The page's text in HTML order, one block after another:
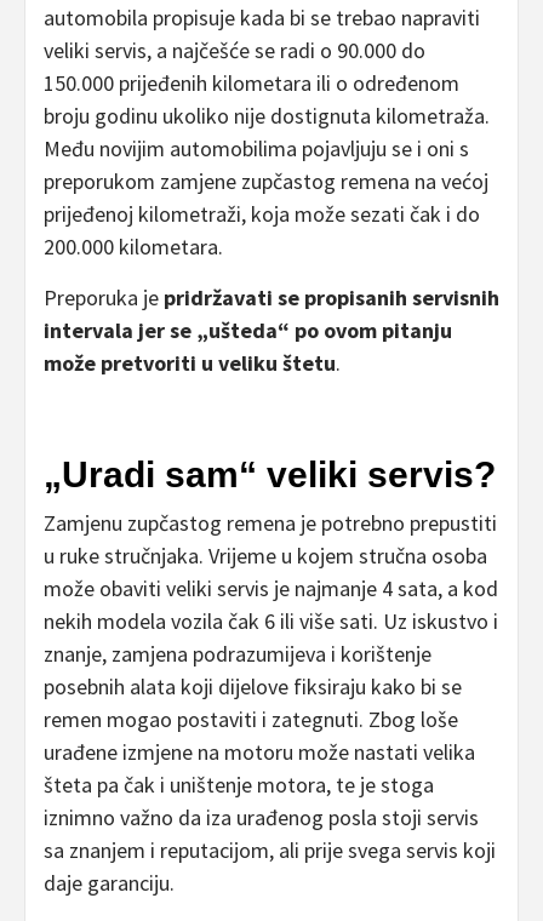
automobila propisuje kada bi se trebao napraviti
veliki servis, a najčešće se radi o 90.000 do
150.000 prijeđenih kilometara ili o određenom
broju godinu ukoliko nije dostignuta kilometraža.
Među novijim automobilima pojavljuju se i oni s
preporukom zamjene zupčastog remena na većoj
prijeđenoj kilometraži, koja može sezati čak i do
200.000 kilometara.
Preporuka je pridržavati se propisanih servisnih
intervala jer se „ušteda“ po ovom pitanju
može pretvoriti u veliku štetu.
„Uradi sam“ veliki servis?
Zamjenu zupčastog remena je potrebno prepustiti
u ruke stručnjaka. Vrijeme u kojem stručna osoba
može obaviti veliki servis je najmanje 4 sata, a kod
nekih modela vozila čak 6 ili više sati. Uz iskustvo i
znanje, zamjena podrazumijeva i korištenje
posebnih alata koji dijelove fiksiraju kako bi se
remen mogao postaviti i zategnuti. Zbog loše
urađene izmjene na motoru može nastati velika
šteta pa čak i uništenje motora, te je stoga
iznimno važno da iza urađenog posla stoji servis
sa znanjem i reputacijom, ali prije svega servis koji
daje garanciju.